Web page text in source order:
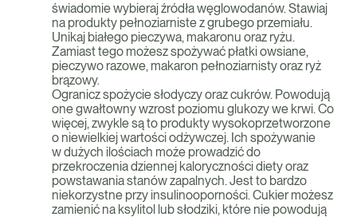
świadomie wybieraj źródła węglowodanów. Stawiaj
na produkty pełnoziarniste z grubego przemiału.
Unikaj białego pieczywa, makaronu oraz ryżu.
Zamiast tego możesz spożywać płatki owsiane,
pieczywo razowe, makaron pełnoziarnisty oraz ryż
brązowy.
Ogranicz spożycie słodyczy oraz cukrów. Powodują
one gwałtowny wzrost poziomu glukozy we krwi. Co
więcej, zwykle są to produkty wysokoprzetworzone
o niewielkiej wartości odżywczej. Ich spożywanie
w dużych ilościach może prowadzić do
przekroczenia dziennej kaloryczności diety oraz
powstawania stanów zapalnych. Jest to bardzo
niekorzystne przy insulinooporności. Cukier możesz
zamienić na ksylitol lub słodziki, które nie powodują